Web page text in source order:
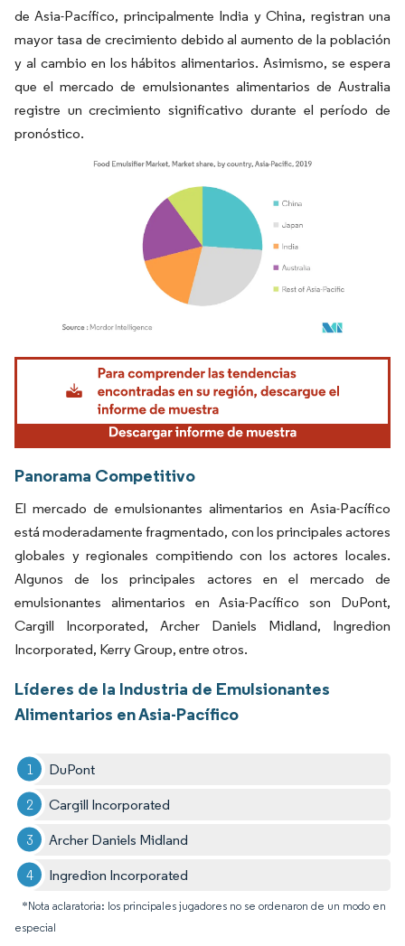
de Asia-Pacífico, principalmente India y China, registran una
mayor tasa de crecimiento debido al aumento de la población
y al cambio en los hábitos alimentarios. Asimismo, se espera
que el mercado de emulsionantes alimentarios de Australia
registre un crecimiento significativo durante el período de
pronóstico.
Imagen © Mordor Intelligence. El uso requiere atribución según CC BY 4.0.
Panorama Competitivo
El mercado de emulsionantes alimentarios en Asia-Pacífico
está moderadamente fragmentado, con los principales actores
globales y regionales compitiendo con los actores locales.
Algunos de los principales actores en el mercado de
emulsionantes alimentarios en Asia-Pacífico son DuPont,
Cargill Incorporated, Archer Daniels Midland, Ingredion
Incorporated, Kerry Group, entre otros.
Líderes de la Industria de Emulsionantes
Alimentarios en Asia-Pacífico
DuPont
Cargill Incorporated
Archer Daniels Midland
Ingredion Incorporated
*Nota aclaratoria: los principales jugadores no se ordenaron de un modo en
especial